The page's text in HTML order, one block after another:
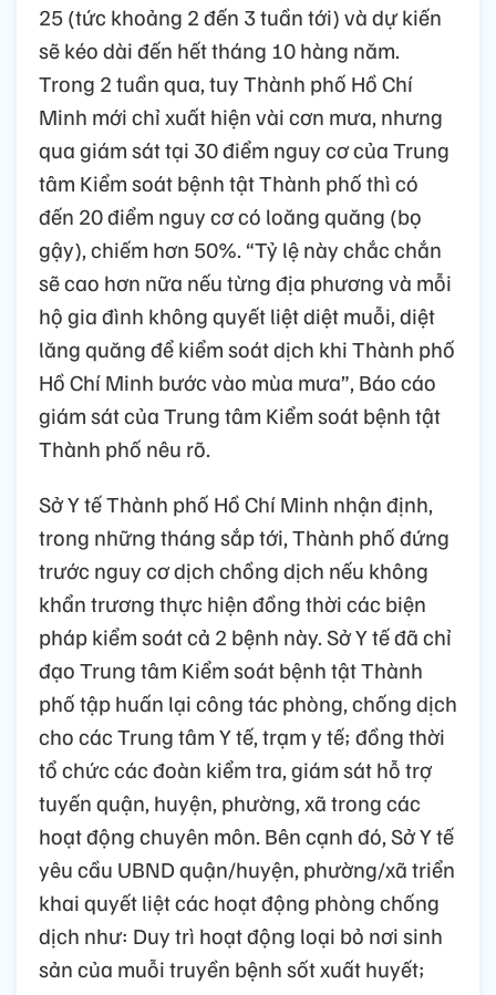
25 (tức khoảng 2 đến 3 tuần tới) và dự kiến
sẽ kéo dài đến hết tháng 10 hàng năm.
Trong 2 tuần qua, tuy Thành phố Hồ Chí
Minh mới chỉ xuất hiện vài cơn mưa, nhưng
qua giám sát tại 30 điểm nguy cơ của Trung
tâm Kiểm soát bệnh tật Thành phố thì có
đến 20 điểm nguy cơ có loăng quăng (bọ
gậy), chiếm hơn 50%. “Tỷ lệ này chắc chắn
sẽ cao hơn nữa nếu từng địa phương và mỗi
hộ gia đình không quyết liệt diệt muỗi, diệt
lăng quăng để kiểm soát dịch khi Thành phố
Hồ Chí Minh bước vào mùa mưa”, Báo cáo
giám sát của Trung tâm Kiểm soát bệnh tật
Thành phố nêu rõ.
Sở Y tế Thành phố Hồ Chí Minh nhận định,
trong những tháng sắp tới, Thành phố đứng
trước nguy cơ dịch chồng dịch nếu không
khẩn trương thực hiện đồng thời các biện
pháp kiểm soát cả 2 bệnh này. Sở Y tế đã chỉ
đạo Trung tâm Kiểm soát bệnh tật Thành
phố tập huấn lại công tác phòng, chống dịch
cho các Trung tâm Y tế, trạm y tế; đồng thời
tổ chức các đoàn kiểm tra, giám sát hỗ trợ
tuyến quận, huyện, phường, xã trong các
hoạt động chuyên môn. Bên cạnh đó, Sở Y tế
yêu cầu UBND quận/huyện, phường/xã triển
khai quyết liệt các hoạt động phòng chống
dịch như: Duy trì hoạt động loại bỏ nơi sinh
sản của muỗi truyền bệnh sốt xuất huyết;